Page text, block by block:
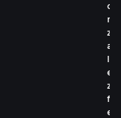
o
n
z
a
l
e
z
f
e